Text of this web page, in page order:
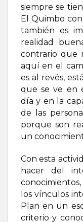
siempre se
El Quimbo
también es
realidad
contrario que
aquí en el
es al revés,
que se ve en
día y en la
de las
porque son
un
Con esta
hacer del
los vínculos
Plan en un
criterio y